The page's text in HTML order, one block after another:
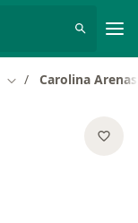
Cambiar de ciudad
Carolina